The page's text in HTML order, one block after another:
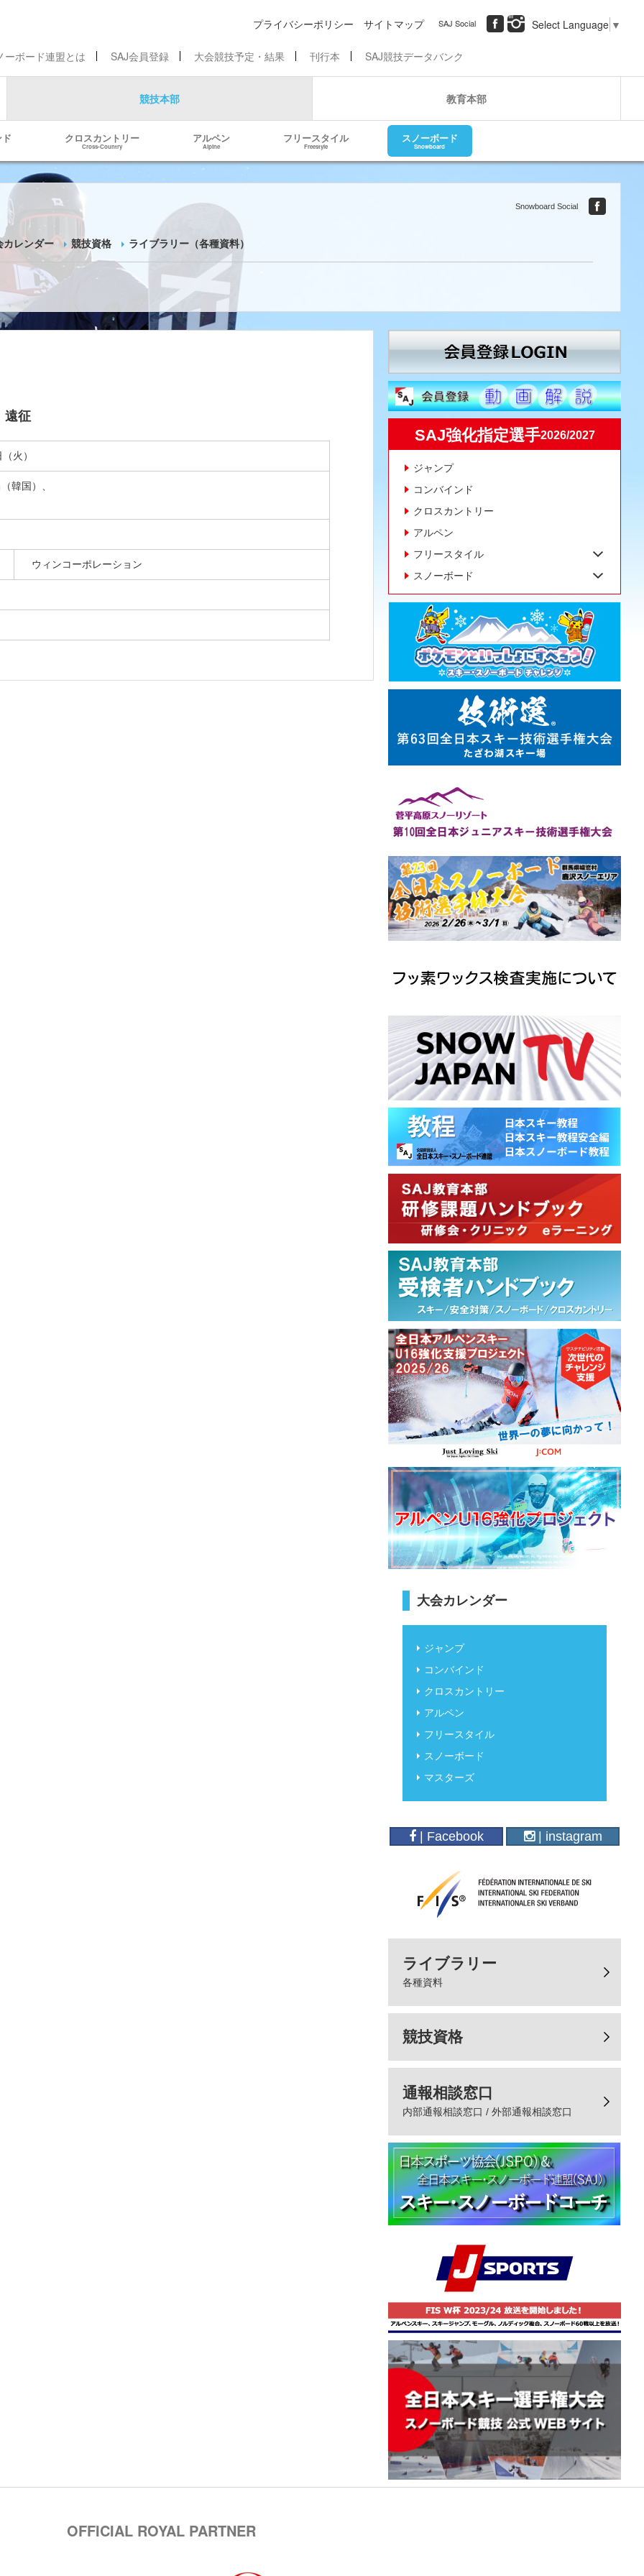
プライバシーポリシー サイトマップ SAJ Social Select Language ▼
ーボード連盟とは SAJ会員登録 大会競技予定・結果 刊行本 SAJ競技データバンク
競技本部 教育本部
クロスカントリー
Cross-Country
アルペン
Alpine
フリースタイル
Freestyle
スノーボード
Snowboard
カレンダー 競技資格 ライブラリー（各種資料）
Snowboard Social
遠征
火）
韓国）、
ウィンコーポレーション
SAJ強化指定選手2026/2027
ジャンプ
コンバインド
クロスカントリー
アルペン
フリースタイル
スノーボード
大会カレンダー
ジャンプ
コンバインド
クロスカントリー
アルペン
フリースタイル
スノーボード
マスターズ
| Facebook | instagram
ライブラリー
各種資料
競技資格
通報相談窓口
内部通報相談窓口 / 外部通報相談窓口
OFFICIAL ROYAL PARTNER